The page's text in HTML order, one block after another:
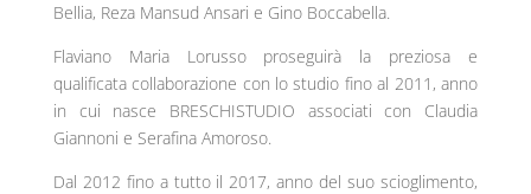
Bellia, Reza Mansud Ansari e Gino Boccabella.
Flaviano Maria Lorusso proseguirà la preziosa e
qualificata collaborazione con lo studio fino al 2011, anno
in cui nasce BRESCHISTUDIO associati con Claudia
Giannoni e Serafina Amoroso.
Dal 2012 fino a tutto il 2017, anno del suo scioglimento,